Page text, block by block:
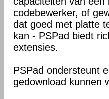
codebewerker, of
dat goed met platte
kan - PSPad biedt
extensies.
PSPad ondersteunt
gedownload kunnen